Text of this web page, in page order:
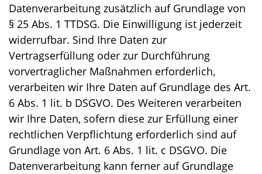
Datenverarbeitung zusätzlich auf Grundlage von
§ 25 Abs. 1 TTDSG. Die Einwilligung ist jederzeit
widerrufbar. Sind Ihre Daten zur
Vertragserfüllung oder zur Durchführung
vorvertraglicher Maßnahmen erforderlich,
verarbeiten wir Ihre Daten auf Grundlage des Art.
6 Abs. 1 lit. b DSGVO. Des Weiteren verarbeiten
wir Ihre Daten, sofern diese zur Erfüllung einer
rechtlichen Verpflichtung erforderlich sind auf
Grundlage von Art. 6 Abs. 1 lit. c DSGVO. Die
Datenverarbeitung kann ferner auf Grundlage